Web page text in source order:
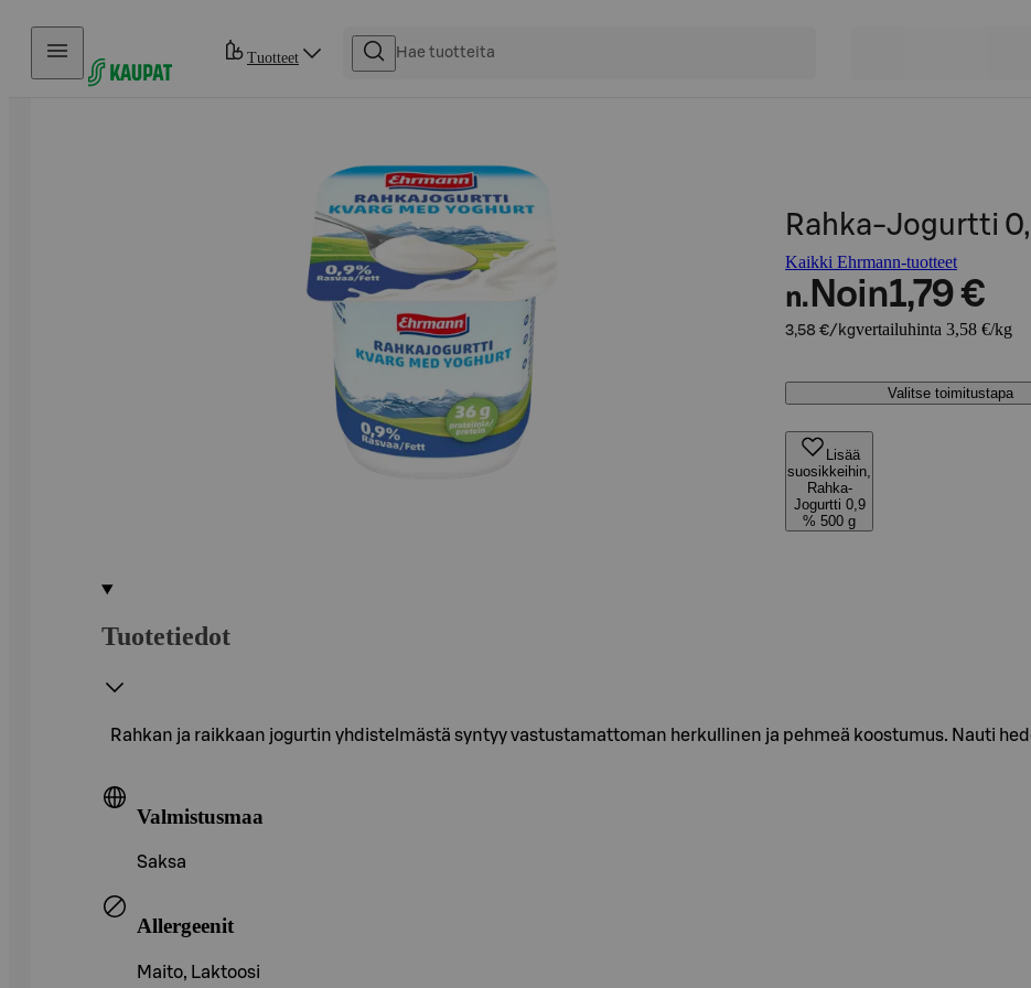
Hyppää sisältöön
Tuotteet
Rahka-Jogurtti
Kaikki Ehrmann-tuotteet
n. Noin1,79 €
3,58 €/kgvertailuhinta 3,58 €/kg
Valitse toimitustapa
Lisää
suosikkeihin,
Rahka-
Jogurtti 0,9
% 500 g
Tuotetiedot
Rahkan ja raikkaan jogurtin yhdistelmästä syntyy vastustamattoman herkullinen ja pehmeä koostumus. Nauti
Valmistusmaa
Saksa
Allergeenit
Maito, Laktoosi